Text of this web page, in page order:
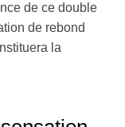
de ce double
de rebond
la